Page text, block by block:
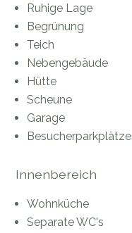
Ruhige Lage
Begrünung
Teich
Nebengebäude
Hütte
Scheune
Garage
Besucherparkplätze
Innenbereich
Wohnküche
Separate WC's